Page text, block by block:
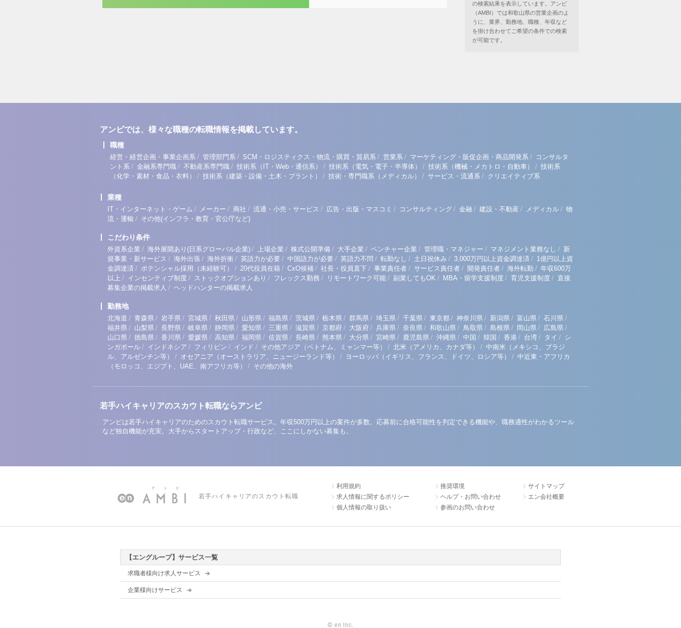
の検索結果を表示しています。アンビ
（AMBI）では和歌山県の営業企画のよ
うに、業界、勤務地、職種、年収など
を掛け合わせてご希望の条件での検索
が可能です。
アンビでは、様々な職種の転職情報を掲載しています。
職種
経営・経営企画・事業企画系 / 管理部門系 / SCM・ロジスティクス・物流・購買・貿易系 / 営業系 / マーケティング・販促企画・商品開発系 / コンサルタ
ント系 / 金融系専門職 / 不動産系専門職 / 技術系（IT・Web・通信系） / 技術系（電気・電子・半導体） / 技術系（機械・メカトロ・自動車） / 技術系
（化学・素材・食品・衣料）
/ 技術系（建築・設備・土木・プラント） / 技術・専門職系（メディカル） / サービス・流通系 / クリエイティブ系
業種
IT・インターネット・ゲーム / メーカー / 商社 / 流通・小売・サービス / 広告・出版・マスコミ / コンサルティング / 金融 / 建設・不動産 / メディカル / 物
流・運輸 / その他(インフラ・教育・官公庁など)
こだわり条件
外資系企業 / 海外展開あり(日系グローバル企業) / 上場企業 / 株式公開準備 / 大手企業 / ベンチャー企業 / 管理職・マネジャー / マネジメント業務なし / 新
規事業・新サービス / 海外出張 / 海外折衝 / 英語力が必要 / 中国語力が必要 / 英語力不問 / 転勤なし / 土日祝休み / 3,000万円以上資金調達済 / 1億円以上資
金調達済 / ポテンシャル採用（未経験可） / 20代役員在籍 / CxO候補 / 社長・役員直下 / 事業責任者 / サービス責任者 / 開発責任者 / 海外転勤 / 年収600万
以上 / インセンティブ制度 / ストックオプションあり / フレックス勤務 / リモートワーク可能 / 副業してもOK / MBA・留学支援制度 / 育児支援制度 / 直接
募集企業の掲載求人 / ヘッドハンターの掲載求人
勤務地
北海道 / 青森県 / 岩手県 / 宮城県 / 秋田県 / 山形県 / 福島県 / 茨城県 / 栃木県 / 群馬県 / 埼玉県 / 千葉県 / 東京都 / 神奈川県 / 新潟県 / 富山県 / 石川県 /
福井県 / 山梨県 / 長野県 / 岐阜県 / 静岡県 / 愛知県 / 三重県 / 滋賀県 / 京都府 / 大阪府 / 兵庫県 / 奈良県 / 和歌山県 / 鳥取県 / 島根県 / 岡山県 / 広島県 /
山口県 / 徳島県 / 香川県 / 愛媛県 / 高知県 / 福岡県 / 佐賀県 / 長崎県 / 熊本県 / 大分県 / 宮崎県 / 鹿児島県 / 沖縄県 / 中国 / 韓国 / 香港 / 台湾 / タイ / シ
ンガポール / インドネシア / フィリピン / インド / その他アジア（ベトナム、ミャンマー等） / 北米（アメリカ、カナダ等） / 中南米（メキシコ、ブラジ
ル、アルゼンチン等）
/ オセアニア（オーストラリア、ニュージーランド等） / ヨーロッパ（イギリス、フランス、ドイツ、ロシア等） / 中近東・アフリカ
（モロッコ、エジプト、UAE、南アフリカ等）
/ その他の海外
若手ハイキャリアのスカウト転職ならアンビ
アンビは若手ハイキャリアのためのスカウト転職サービス。年収500万円以上の案件が多数。応募前に合格可能性を判定できる機能や、職務適性がわかるツール
など独自機能が充実。大手からスタートアップ・行政など、ここにしかない募集も。
若手ハイキャリアのスカウト転職
利用規約
求人情報に関するポリシー
個人情報の取り扱い
推奨環境
ヘルプ・お問い合わせ
参画のお問い合わせ
サイトマップ
エン会社概要
【エングループ】サービス一覧
求職者様向け求人サービス
企業様向けサービス
© en Inc.